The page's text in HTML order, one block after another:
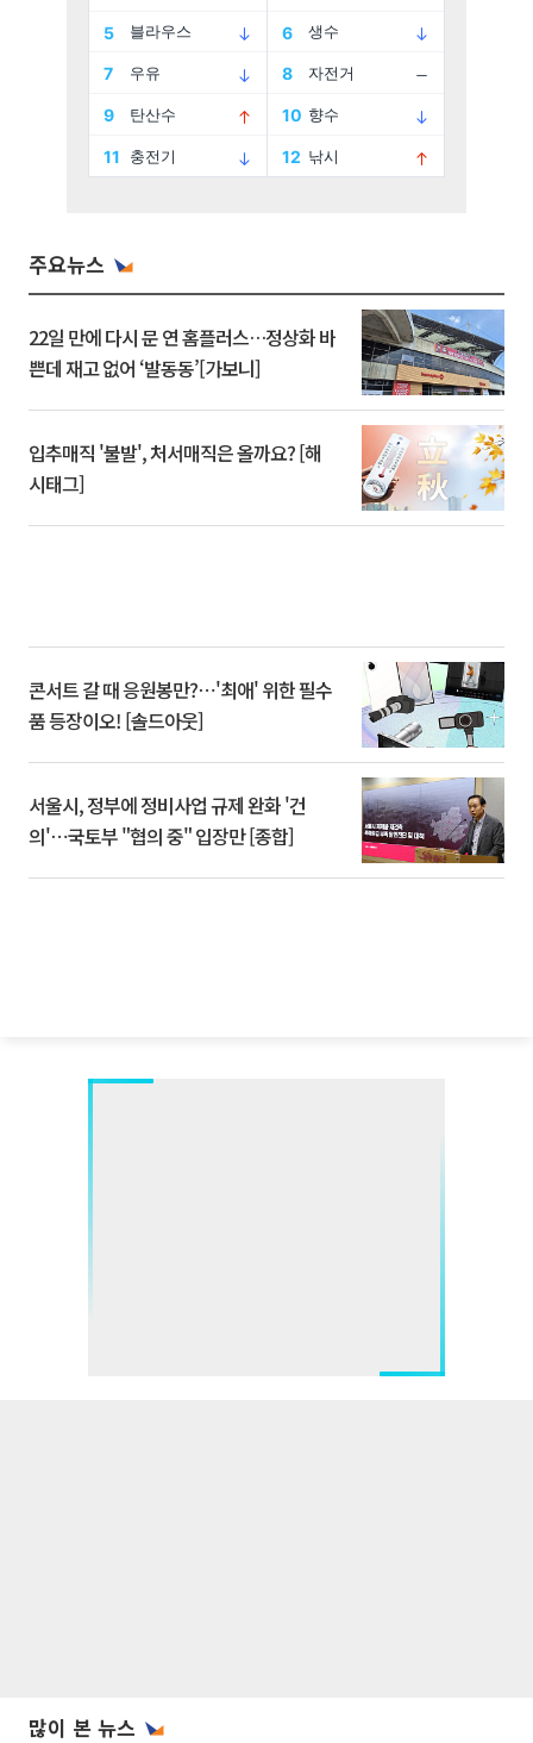
주요뉴스
22일 만에 다시 문 연 홈플러스…정상화 바
쁜데 재고 없어 ‘발동동’[가보니]
입추매직 '불발', 처서매직은 올까요? [해
시태그]
콘서트 갈 때 응원봉만?⋯'최애' 위한 필수
품 등장이오! [솔드아웃]
서울시, 정부에 정비사업 규제 완화 '건
의'⋯국토부 "협의 중" 입장만 [종합]
많이 본 뉴스